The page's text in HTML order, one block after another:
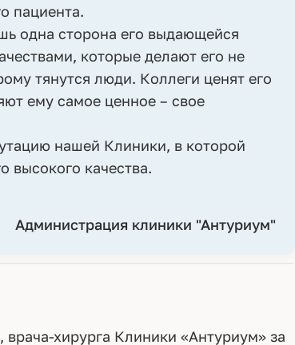
пациента.
одна сторона его выдающейся
которые делают его не
тянутся люди. Коллеги ценят его
ему самое ценное – свое
нашей Клиники, в которой
высокого качества.
Администрация клиники "Антуриум"
хирурга Клиники «Антуриум» за